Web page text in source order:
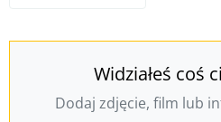
Widziałeś coś
Dodaj zdjęcie, film lub